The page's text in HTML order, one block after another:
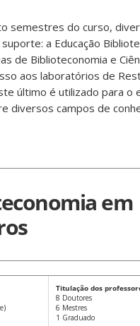
semestres do curso,
a Educação
de Biblioteconomia e
aos laboratórios de
último é utilizado para
diversos campos de
em
Titulação dos
8 Doutores
6 Mestres
1 Graduado